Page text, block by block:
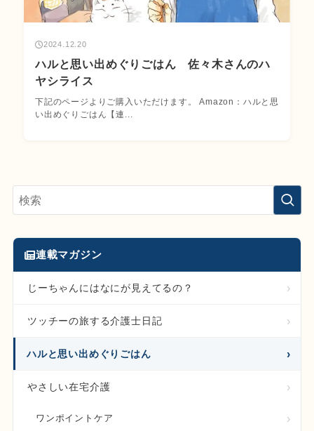
2024.12.20
ハルと思い出めぐりごはん 佐々木さんのハ
ヤシライス
下記のページよりご購入いただけます。 Amazon：ハルと思
い出めぐりごはん【連...
連載マガジン
じーちゃんにはなにが見えてるの？
ツッチーの旅する介護士日記
ハルと思い出めぐりごはん
やさしい在宅介護
ワンポイントケア